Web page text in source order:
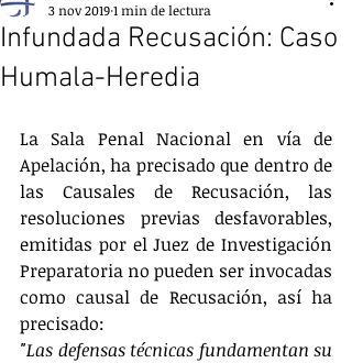
Infundada Recusación: Caso
Humala-Heredia
3 nov 20191 min de lectura
La Sala Penal Nacional en vía de
Apelación, ha precisado que dentro de
las Causales de Recusación, las
resoluciones previas desfavorables,
emitidas por el Juez de Investigación
Preparatoria no pueden ser invocadas
como causal de Recusación, así ha
precisado:
"Las defensas técnicas fundamentan su